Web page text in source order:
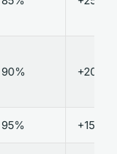
90% +20%
95% +15%